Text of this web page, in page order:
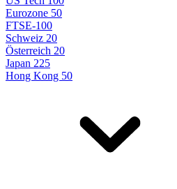
Eurozone 50
FTSE-100
Schweiz 20
Österreich 20
Japan 225
Hong Kong 50